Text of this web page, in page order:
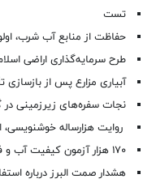
تست
حفاظت از منابع آب شرب،
طرح سرمایه‌گذاری اراضی
آبیاری مزارع پس از
نجات سفره‌های زیرزمینی در
روایت هزارساله خوشنویسی،
۱۷۰ هزار آزمون کیفیت آب و فاضلاب در البرز انجام شد
هشدار صمت البرز درباره